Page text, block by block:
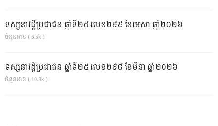
ទស្សនាវដ្ដីប្រជាជន ឆ្នាំទី២៥ លេខ២៩៩ ខែមេសា ឆ្នាំ២០២៦
ចំនួនអាន ( 5.5k )
ទស្សនាវដ្ដីប្រជាជន ឆ្នាំទី២៥ លេខ២៩៨ ខែមីនា ឆ្នាំ២០២៦
ចំនួនអាន ( 10.3k )